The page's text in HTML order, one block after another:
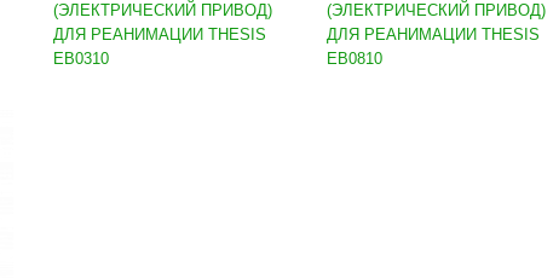
(ЭЛЕКТРИЧЕСКИЙ ПРИВОД)
ДЛЯ РЕАНИМАЦИИ THESIS
EB0310
(ЭЛЕКТРИЧЕСКИЙ ПРИВОД)
ДЛЯ РЕАНИМАЦИИ THESIS
EB0810